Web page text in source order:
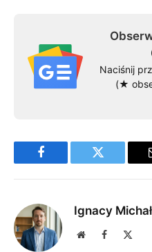
Naciśnij
(★
Facebook Twitter
Ignacy
WebsiteFacebook